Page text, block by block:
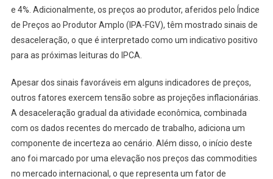
e 4%. Adicionalmente, os preços ao produtor, aferidos pelo Índice
de Preços ao Produtor Amplo (IPA-FGV), têm mostrado sinais de
desaceleração, o que é interpretado como um indicativo positivo
para as próximas leituras do IPCA.
Apesar dos sinais favoráveis em alguns indicadores de preços,
outros fatores exercem tensão sobre as projeções inflacionárias.
A desaceleração gradual da atividade econômica, combinada
com os dados recentes do mercado de trabalho, adiciona um
componente de incerteza ao cenário. Além disso, o início deste
ano foi marcado por uma elevação nos preços das commodities
no mercado internacional, o que representa um fator de